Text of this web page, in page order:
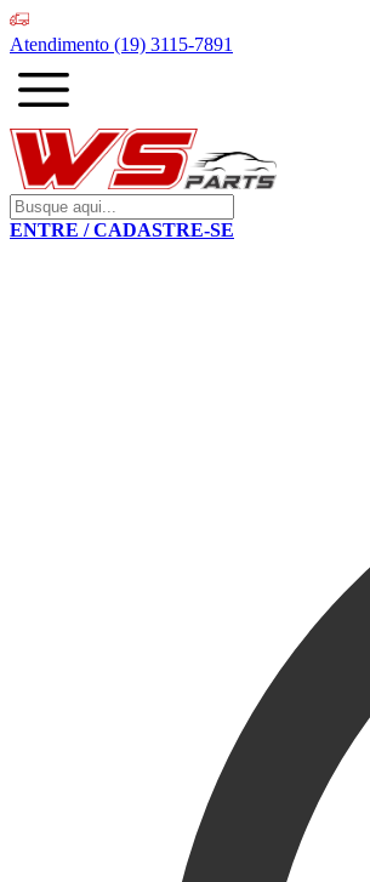
Atendimento (19) 3115-7891
ENTRE / CADASTRE-SE